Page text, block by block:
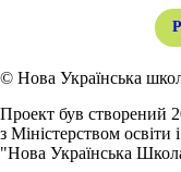
© Нова Українська
Проект був створений
з Міністерством освіти
"Нова Українська